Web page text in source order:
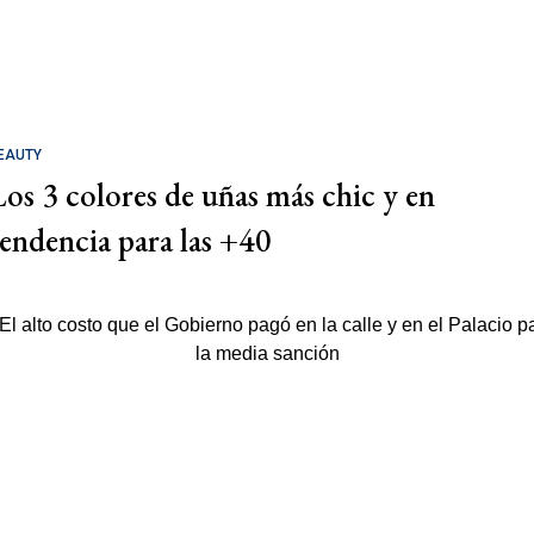
3 colores de uñas más chic y en
para las +40